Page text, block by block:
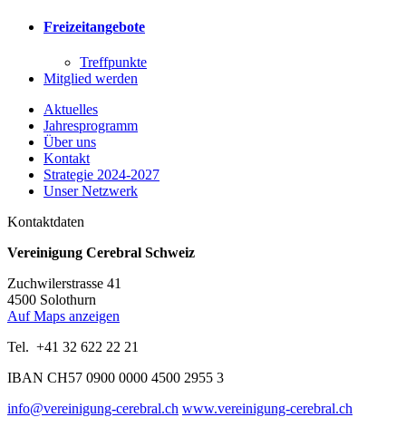
Freizeitangebote
Treffpunkte
Mitglied werden
Aktuelles
Jahresprogramm
Über uns
Kontakt
Strategie 2024-2027
Unser Netzwerk
Kontaktdaten
Vereinigung Cerebral Schweiz
Zuchwilerstrasse 41
4500 Solothurn
Auf Maps anzeigen
Tel. +41 32 622 22 21
IBAN CH57 0900 0000 4500 2955 3
info@vereinigung-cerebral.ch www.vereinigung-cerebral.ch